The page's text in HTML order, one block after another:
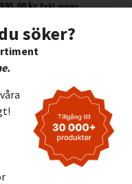
kr Exkl. moms
I Kundvagn
söker?